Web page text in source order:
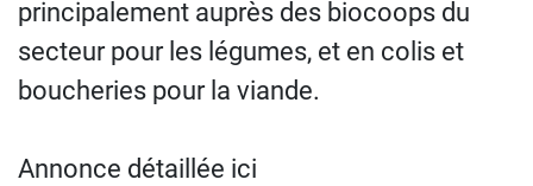
principalement auprès des biocoops du
secteur pour les légumes, et en colis et
boucheries pour la viande.
Annonce détaillée ici